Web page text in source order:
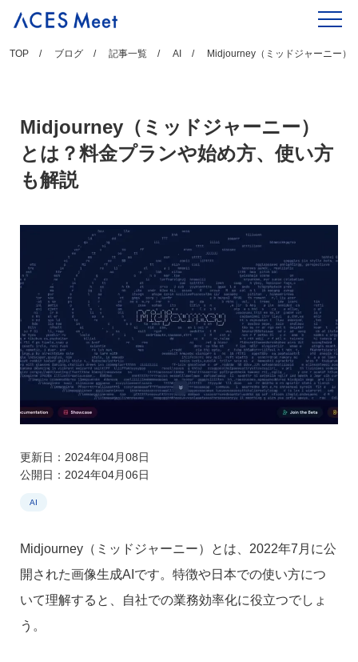
content
TOP ブログ 記事一覧 AI Midjourney（ミッドジャーニー）
Midjourney（ミッドジャーニー）
とは？料金プランや始め方、使い方
も解説
更新日：2024年04月08日
公開日：2024年04月06日
AI
Midjourney（ミッドジャーニー）とは、2022年7月に公
開された画像生成AIです。特徴や日本での使い方につ
いて理解すると、自社での業務効率化に役立つでしょ
う。